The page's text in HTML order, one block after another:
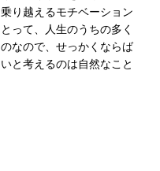
り越えるモチベーション
って、人生のうちの多く
なので、せっかくならば
と考えるのは自然なこと